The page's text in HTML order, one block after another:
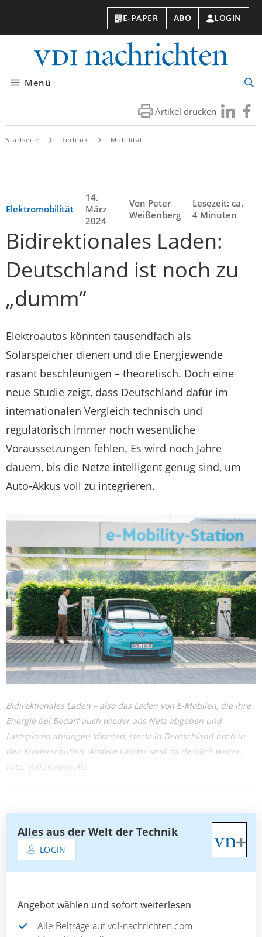
E-PAPER ABO LOGIN
Menü
Artikel drucken Besuchen
Sie
Sie
Startseite Technik Mobilität
Elektromobilität
14.
März
2024
Von Peter
Weißenberg
Lesezeit: ca.
4 Minuten
Bidirektionales Laden:
Deutschland ist noch zu
„dumm“
Elektroautos könnten tausendfach als
Solarspeicher dienen und die Energiewende
rasant beschleunigen – theoretisch. Doch eine
neue Studie zeigt, dass Deutschland dafür im
internationalen Vergleich technisch und
regulatorisch immer noch wesentliche
Voraussetzungen fehlen. Es wird noch Jahre
dauern, bis die Netze intelligent genug sind, um
Auto-Akkus voll zu integrieren.
Bidirektionales Laden – also das Laden von E-Mobilen, die ihre
Energie bei Bedarf auch wieder ans Netz abgeben und
Lastspitzen abfangen könnten, steckt in Deutschland noch in
den Kinderschuhen. Andere Länder sind da deutlich weiter.
Foto: Volkswagen AG
Alles aus der Welt der Technik
LOGIN
Angebot wählen und sofort weiterlesen
Alle Beiträge auf vdi-nachrichten.com